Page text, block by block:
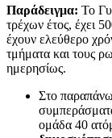
Παράδειγμα: Το
τρέχων έτος, έχει
έχουν ελεύθερο
τμήματα και τους
ημερησίως.
Στο
ομάδα 40